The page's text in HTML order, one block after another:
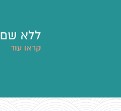
ללא שם
קראו עוד